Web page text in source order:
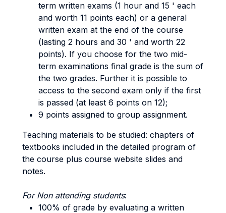
term written exams (1 hour and 15 ' each
and worth 11 points each) or a general
written exam at the end of the course
(lasting 2 hours and 30 ' and worth 22
points). If you choose for the two mid-
term examinations final grade is the sum of
the two grades. Further it is possible to
access to the second exam only if the first
is passed (at least 6 points on 12);
9 points assigned to group assignment.
Teaching materials to be studied: chapters of
textbooks included in the detailed program of
the course plus course website slides and
notes.
For Non attending students:
100% of grade by evaluating a written